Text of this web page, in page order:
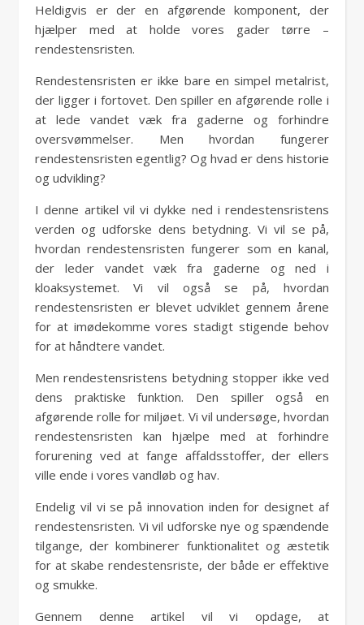
Heldigvis er der en afgørende komponent, der
hjælper med at holde vores gader tørre –
rendestensristen.
Rendestensristen er ikke bare en simpel metalrist,
der ligger i fortovet. Den spiller en afgørende rolle i
at lede vandet væk fra gaderne og forhindre
oversvømmelser. Men hvordan fungerer
rendestensristen egentlig? Og hvad er dens historie
og udvikling?
I denne artikel vil vi dykke ned i rendestensristens
verden og udforske dens betydning. Vi vil se på,
hvordan rendestensristen fungerer som en kanal,
der leder vandet væk fra gaderne og ned i
kloaksystemet. Vi vil også se på, hvordan
rendestensristen er blevet udviklet gennem årene
for at imødekomme vores stadigt stigende behov
for at håndtere vandet.
Men rendestensristens betydning stopper ikke ved
dens praktiske funktion. Den spiller også en
afgørende rolle for miljøet. Vi vil undersøge, hvordan
rendestensristen kan hjælpe med at forhindre
forurening ved at fange affaldsstoffer, der ellers
ville ende i vores vandløb og hav.
Endelig vil vi se på innovation inden for designet af
rendestensristen. Vi vil udforske nye og spændende
tilgange, der kombinerer funktionalitet og æstetik
for at skabe rendestensriste, der både er effektive
og smukke.
Gennem denne artikel vil vi opdage, at